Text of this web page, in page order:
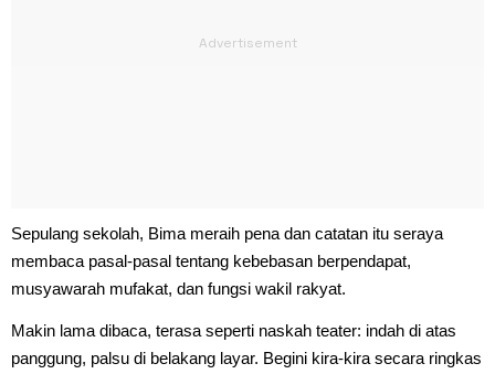
Sepulang sekolah, Bima meraih pena dan catatan itu seraya
membaca pasal-pasal tentang kebebasan berpendapat,
musyawarah mufakat, dan fungsi wakil rakyat.
Makin lama dibaca, terasa seperti naskah teater: indah di atas
panggung, palsu di belakang layar. Begini kira-kira secara ringkas